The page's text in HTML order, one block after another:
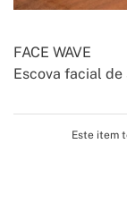
Escova facial
FACE WAVE
Create
Este item